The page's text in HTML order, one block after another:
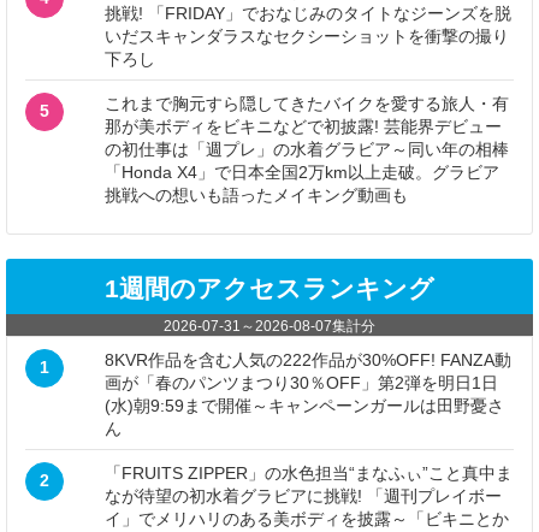
挑戦! 「FRIDAY」でおなじみのタイトなジーンズを脱
いだスキャンダラスなセクシーショットを衝撃の撮り
下ろし
5
これまで胸元すら隠してきたバイクを愛する旅人・有
那が美ボディをビキニなどで初披露! 芸能界デビュー
の初仕事は「週プレ」の水着グラビア～同い年の相棒
「Honda X4」で日本全国2万km以上走破。グラビア
挑戦への想いも語ったメイキング動画も
1週間のアクセスランキング
2026-07-31 ～2026-08-07集計分
1
8KVR作品を含む人気の222作品が30%OFF! FANZA動
画が「春のパンツまつり30％OFF」第2弾を明日1日
(水)朝9:59まで開催～キャンペーンガールは田野憂さ
ん
2
「FRUITS ZIPPER」の水色担当“まなふぃ”こと真中ま
なが待望の初水着グラビアに挑戦! 「週刊プレイボー
イ」でメリハリのある美ボディを披露～「ビキニとか